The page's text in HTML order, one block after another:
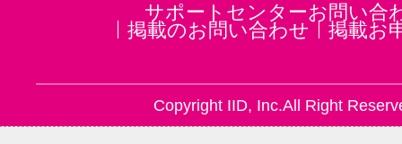
サポートセンターお問い合
掲載のお問い合わせ
掲載お
Copyright IID, Inc.All Right